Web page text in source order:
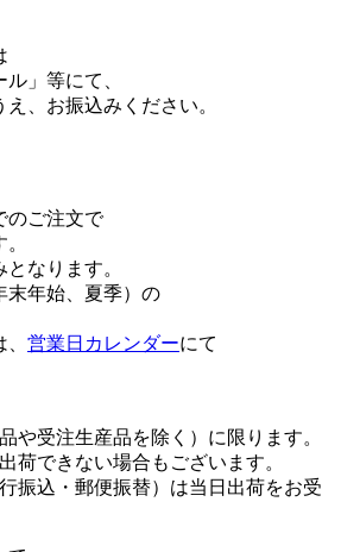
ル」等にて、
、お振込みください。
のご注文で
なります。
末年始、夏季）の
営業日カレンダーにて
や受注生産品を除く）に限ります。
荷できない場合もございます。
振込・郵便振替）は当日出荷をお受